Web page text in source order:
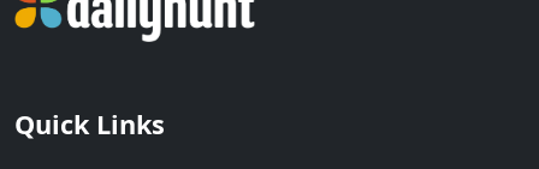
Quick Links